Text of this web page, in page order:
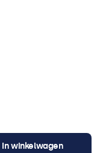
In winkelwagen